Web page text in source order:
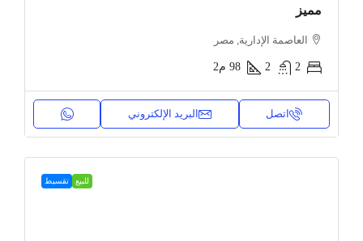
مميز
العاصمة الإدارية, مصر
2
2
98 م2
اتصل البريد الإلكتروني
للبيع تقسيط